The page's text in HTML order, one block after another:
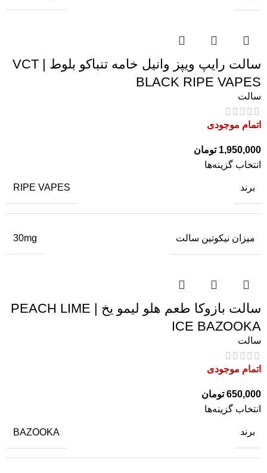
سالت رایپ ویپز وانیل خامه تنباکو بلوط | VCT
BLACK RIPE VAPES
سالت
اتمام موجودی
1,950,000 تومان
انتخاب گزینه‌ها
برند RIPE VAPES
میزان نیکوتین سالت 30mg
سالت بازوکا طعم هلو لیمو یخ | PEACH LIME
ICE BAZOOKA
سالت
اتمام موجودی
650,000 تومان
انتخاب گزینه‌ها
برند BAZOOKA